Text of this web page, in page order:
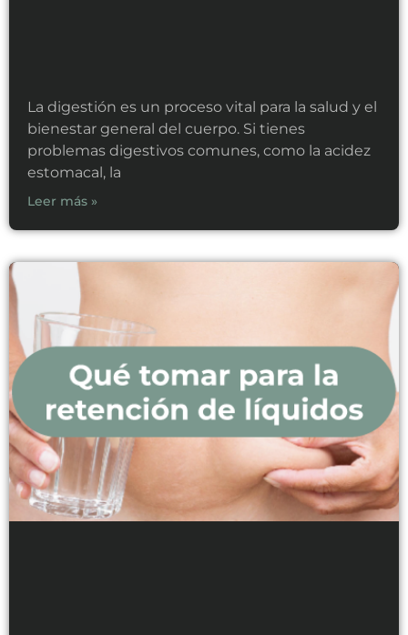
La digestión es un proceso vital para la salud y el
bienestar general del cuerpo. Si tienes
problemas digestivos comunes, como la acidez
estomacal, la
Leer más »